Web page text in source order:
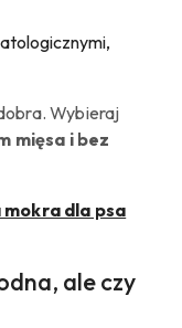
Wybieraj
mięsa i bez
dla psa
ale czy